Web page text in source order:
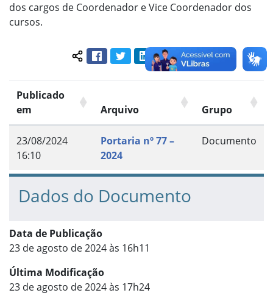
dos cargos de Coordenador e Vice Coordenador dos
cursos.
Compartilhar conteúdo:
FacebookTwitterLinkedInPinterestWhatsApp
Publicado
em
Arquivo Grupo
23/08/2024
16:10
Portaria nº 77 –
2024
Documento
Dados do Documento
Data de Publicação
23 de agosto de 2024 às 16h11
Última Modificação
23 de agosto de 2024 às 17h24